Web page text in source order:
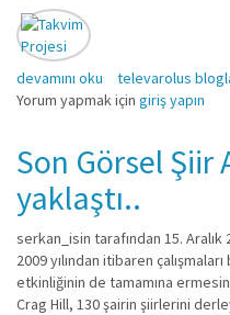
Text Festival başladı. hakkında
devamını oku televarolus
Yorum yapmak için giriş yapın
Son Görsel
yaklaştı..
serkan_isin tarafından 15.
2009 yılından itibaren
etkinliğinin de tamamına
Crag Hill, 130 şairin şiirlerini